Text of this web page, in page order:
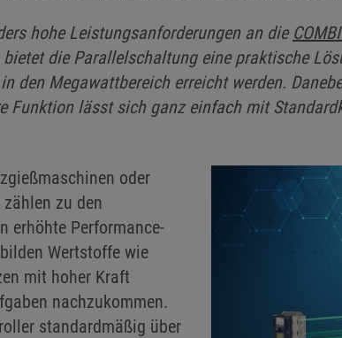
hohe Leistungsanforderungen an die
die Parallelschaltung eine praktische
den Megawattbereich erreicht werden.
Funktion lässt sich ganz einfach mit
oder
zählen zu den
erhöhte Performance-
Wertstoffe wie
mit hoher Kraft
nachzukommen.
standardmäßig über